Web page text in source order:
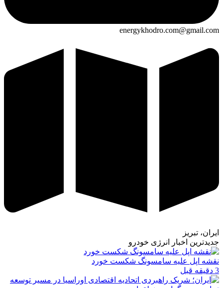
energykhodro.com@gmail.com
ایران، تبریز
جدیدترین اخبار انرژی خودرو
نقشه اپل علیه سامسونگ شکست خورد
3 دقیقه قبل